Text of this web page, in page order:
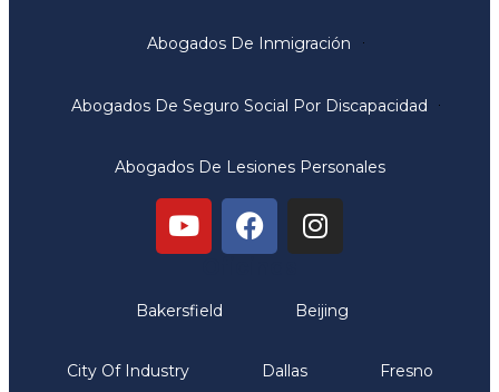
Abogados De Inmigración
Abogados De Seguro Social Por Discapacidad
Abogados De Lesiones Personales
Bakersfield Beijing
City Of Industry Dallas Fresno